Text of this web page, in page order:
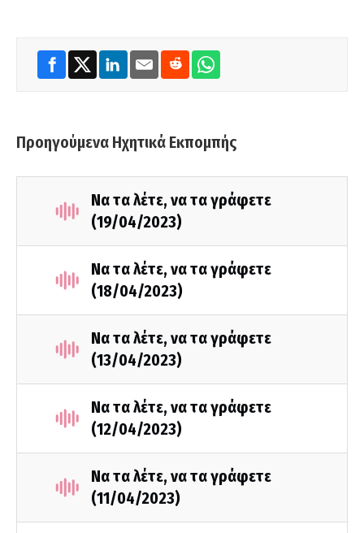
Προηγούμενα Ηχητικά Εκπομπής
Να τα λέτε, να τα γράφετε
(19/04/2023)
Να τα λέτε, να τα γράφετε
(18/04/2023)
Να τα λέτε, να τα γράφετε
(13/04/2023)
Να τα λέτε, να τα γράφετε
(12/04/2023)
Να τα λέτε, να τα γράφετε
(11/04/2023)